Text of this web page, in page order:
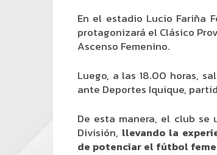
En el estadio Lucio Fariña
protagonizará el Clásico
Ascenso Femenino.
Luego, a las 18.00 horas,
ante Deportes Iquique,
De esta manera, el club
División, llevando la
de potenciar el fútbol